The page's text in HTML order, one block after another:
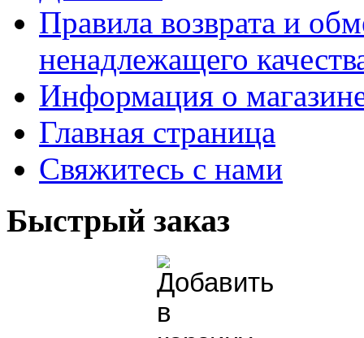
Правила возврата и
ненадлежащего
Информация о
Главная страница
Свяжитесь с нами
Быстрый заказ